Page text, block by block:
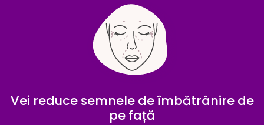
Vei reduce semnele de îmbătrânire de
pe față